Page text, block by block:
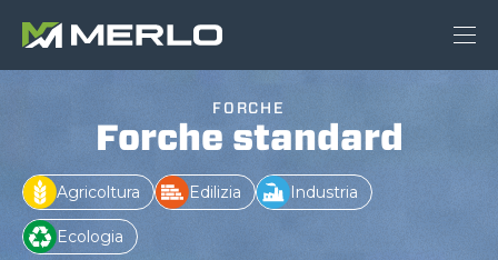
FORCHE
Forche standard
Agricoltura Edilizia Industria
Ecologia